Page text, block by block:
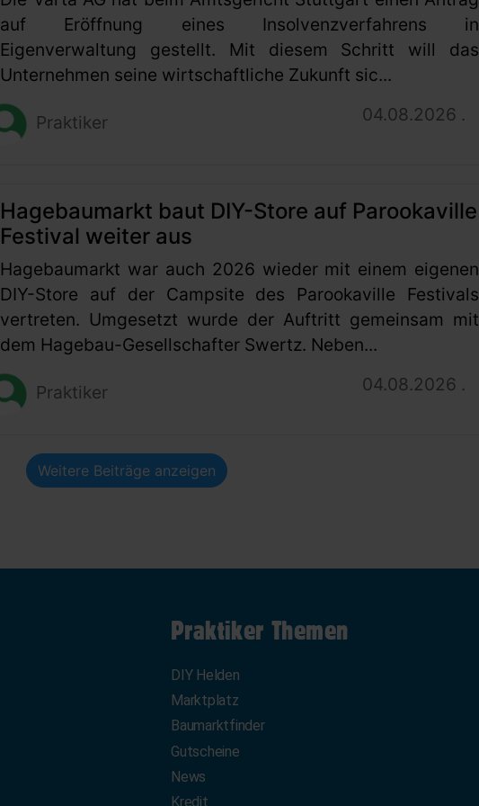
auf Eröffnung eines Insolvenzverfahrens in
Eigenverwaltung gestellt. Mit diesem Schritt will das
Unternehmen seine wirtschaftliche Zukunft sic...
Praktiker 04.08.2026 .
Hagebaumarkt baut DIY-Store auf Parookaville
Festival weiter aus
Hagebaumarkt war auch 2026 wieder mit einem eigenen
DIY-Store auf der Campsite des Parookaville Festivals
vertreten. Umgesetzt wurde der Auftritt gemeinsam mit
dem Hagebau-Gesellschafter Swertz. Neben...
Praktiker 04.08.2026 .
Weitere Beiträge anzeigen
Praktiker Themen
DIY Helden
Marktplatz
Baumarktfinder
Gutscheine
News
Kredit